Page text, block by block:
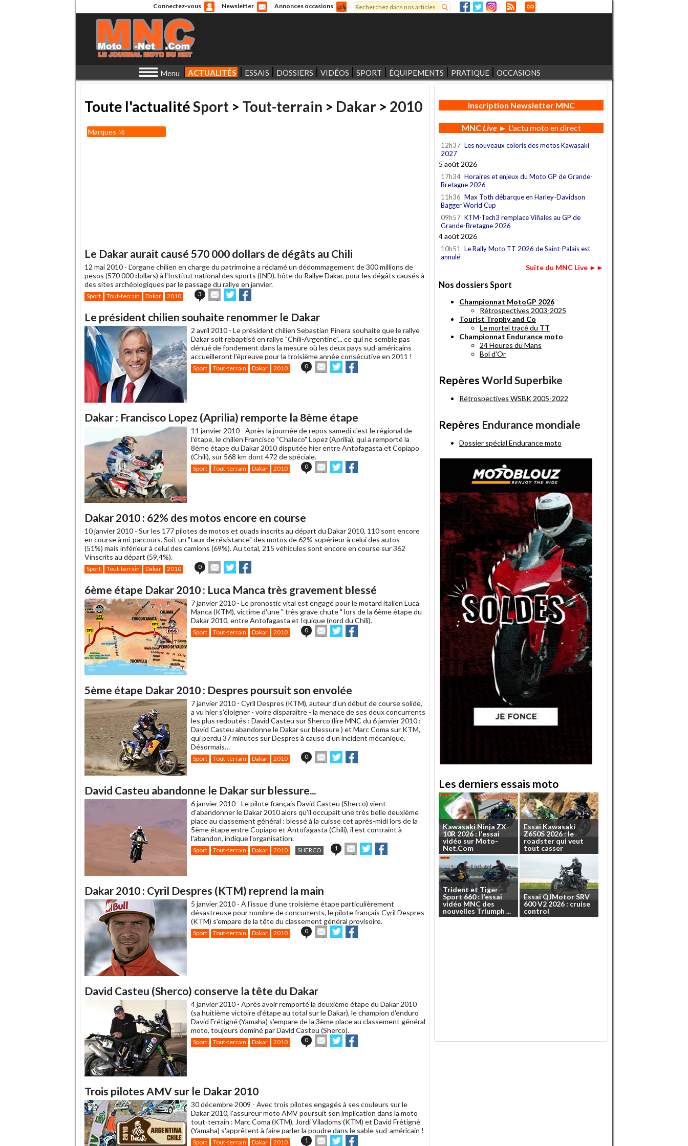
Connectez-vous Newsletter Annonces occasions
Formulaire de recherche
Rechercher
Menu ACTUALITÉS ESSAIS DOSSIERS VIDÉOS SPORT ÉQUIPEMENTS PRATIQUE OCCASIONS
Toute l'actualitéSport > Tout-terrain > Dakar > 2010
Marques 4
Le Dakar aurait causé 570 000 dollars de dégâts au Chili
12 mai 2010 - L'organe chilien en charge du patrimoine a réclamé un dédommagement de 300 millions de
pesos (570 000 dollars) à l'Institut national des sports (IND), hôte du Rallye Dakar, pour les dégâts causés à
des sites archéologiques par le passage du rallye en janvier.
Sport Tout-terrain Dakar 2010 3
Envoyer
cet
à
un
ami
Partager
sur sur
Le président chilien souhaite renommer le Dakar
2 avril 2010 - Le président chilien Sebastian Pinera souhaite que le rallye
Dakar soit rebaptisé en rallye "Chili-Argentine"... ce qui ne semble pas
dénué de fondement dans la mesure où les deux pays sud-américains
accueilleront l'épreuve pour la troisième année consécutive en 2011 !
Sport Tout-terrain Dakar 2010 0
Envoyer
cet
Partager
sur sur
Dakar : Francisco Lopez (Aprilia) remporte la 8ème étape
11 janvier 2010 - Après la journée de repos samedi c'est le régional de
l'étape, le chilien Francisco "Chaleco" Lopez (Aprilia), qui a remporté la
8ème étape du Dakar 2010 disputée hier entre Antofagasta et Copiapo
(Chili), sur 568 km dont 472 de spéciale.
Sport Tout-terrain Dakar 2010 0
Envoyer
cet
Partager
sur sur
Dakar 2010 : 62% des motos encore en course
10 janvier 2010 - Sur les 177 pilotes de motos et quads inscrits au départ du Dakar 2010, 110 sont encore
en course à mi-parcours. Soit un "taux de résistance" des motos de 62% supérieur à celui des autos
(51%) mais inférieur à celui des camions (69%). Au total, 215 véhicules sont encore en course sur 362
Vinscrits au départ (59,4%).
Sport Tout-terrain Dakar 2010 0
Envoyer
cet
à
un
ami
Partager
sur sur
6ème étape Dakar 2010 : Luca Manca très gravement blessé
7 janvier 2010 - Le pronostic vital est engagé pour le motard italien Luca
Manca (KTM), victime d'une " très grave chute " lors de la 6ème étape du
Dakar 2010, entre Antofagasta et Iquique (nord du Chili).
Sport Tout-terrain Dakar 2010 0
Envoyer
cet
Partager
sur sur
5ème étape Dakar 2010 : Despres poursuit son envolée
7 janvier 2010 - Cyril Despres (KTM), auteur d'un début de course solide,
a vu hier s'éloigner - voire disparaître - la menace de ses deux concurrents
les plus redoutés : David Casteu sur Sherco (lire MNC du 6 janvier 2010 :
David Casteu abandonne le Dakar sur blessure ) et Marc Coma sur KTM,
qui perdu 37 minutes sur Despres à cause d'un incident mécanique.
Désormais…
Sport Tout-terrain Dakar 2010 0
Envoyer
cet
Partager
sur sur
David Casteu abandonne le Dakar sur blessure...
6 janvier 2010 - Le pilote français David Casteu (Sherco) vient
d'abandonner le Dakar 2010 alors qu'il occupait une très belle deuxième
place au classement général : blessé à la cuisse cet après-midi lors de la
5ème étape entre Copiapo et Antofagasta (Chili), il est contraint à
l'abandon, indique l'organisation.
Sport Tout-terrain Dakar 2010 SHERCO 1
Envoyer
cet
Partager
sur sur
Dakar 2010 : Cyril Despres (KTM) reprend la main
5 janvier 2010 - A l'issue d'une troisième étape particulièrement
désastreuse pour nombre de concurrents, le pilote français Cyril Despres
(KTM) s'empare de la tête du classement général provisoire.
Sport Tout-terrain Dakar 2010 0
Envoyer
cet
Partager
sur sur
David Casteu (Sherco) conserve la tête du Dakar
4 janvier 2010 - Après avoir remporté la deuxième étape du Dakar 2010
(sa huitième victoire d'étape au total sur le Dakar), le champion d'enduro
David Frétigné (Yamaha) s'empare de la 3ème place au classement général
moto, toujours dominé par David Casteu (Sherco).
Sport Tout-terrain Dakar 2010 0
Envoyer
cet
Partager
sur sur
Trois pilotes AMV sur le Dakar 2010
30 décembre 2009 - Avec trois pilotes engagés à ses couleurs sur le
Dakar 2010, l'assureur moto AMV poursuit son implication dans la moto
tout-terrain : Marc Coma (KTM), Jordi Viladoms (KTM) et David Frétigné
(Yamaha) s'apprêtent à faire parler la poudre dans le sable sud-américain !
Sport Tout-terrain Dakar 2010 1
EnvoyerPartager
Inscription Newsletter MNC
MNCLive► L'actu moto en direct
12h37 Les nouveaux coloris des motos Kawasaki
2027
5 août 2026
17h34 Horaires et enjeux du Moto GP de Grande-
Bretagne 2026
11h36 Max Toth débarque en Harley-Davidson
Bagger World Cup
09h57 KTM-Tech3 remplace Viñales au GP de
Grande-Bretagne 2026
4 août 2026
10h51
Le Rally Moto TT 2026 de Saint-Palais est
annulé
Suite du MNC Live ►►
Nos dossiers Sport
Championnat MotoGP 2026
Rétrospectives 2003-2025
Tourist Trophy and Co
Le mortel tracé du TT
Championnat Endurance moto
24 Heures du Mans
Bol d'Or
Repères World Superbike
Rétrospectives WSBK 2005-2022
Repères Endurance mondiale
Dossier spécial Endurance moto
Les derniers essais moto
KawasakiNinja ZX-
10R2026: l'essai
vidéo sur Moto-
Net.Com
EssaiKawasaki
Z650S 2026:le
roadster qui veut
tout casser
Trident etTiger
Sport660:l'essai
vidéo MNC des
nouvelles Triumph ...
Essai QJMotorSRV
600V2 2026 : cruise
control